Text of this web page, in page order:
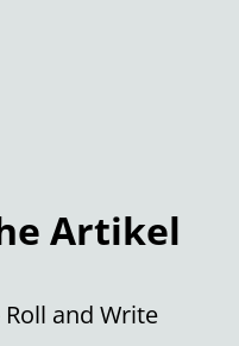
Artikel
Roll and Write